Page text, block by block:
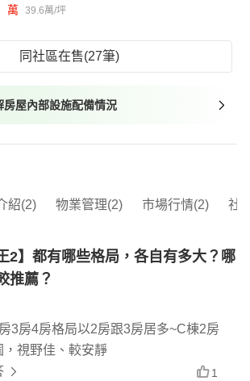
萬 39.6萬/坪
同社區在售(27筆)
屋內部設施配備情況
紹(2) 物業管理(2) 市場行情(2) 社
2】都有哪些格局，各自有多大？哪
推薦？
3房4房格局以2房跟3房居多~C棟2房
，視野佳、較安靜
1